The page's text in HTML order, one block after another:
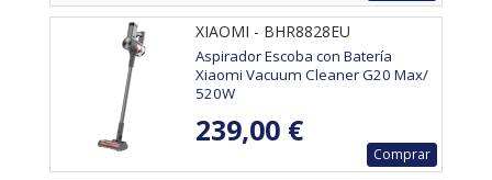
XIAOMI - BHR8828EU
Aspirador Escoba con Batería
Xiaomi Vacuum Cleaner G20 Max/
520W
239,00 €
Comprar